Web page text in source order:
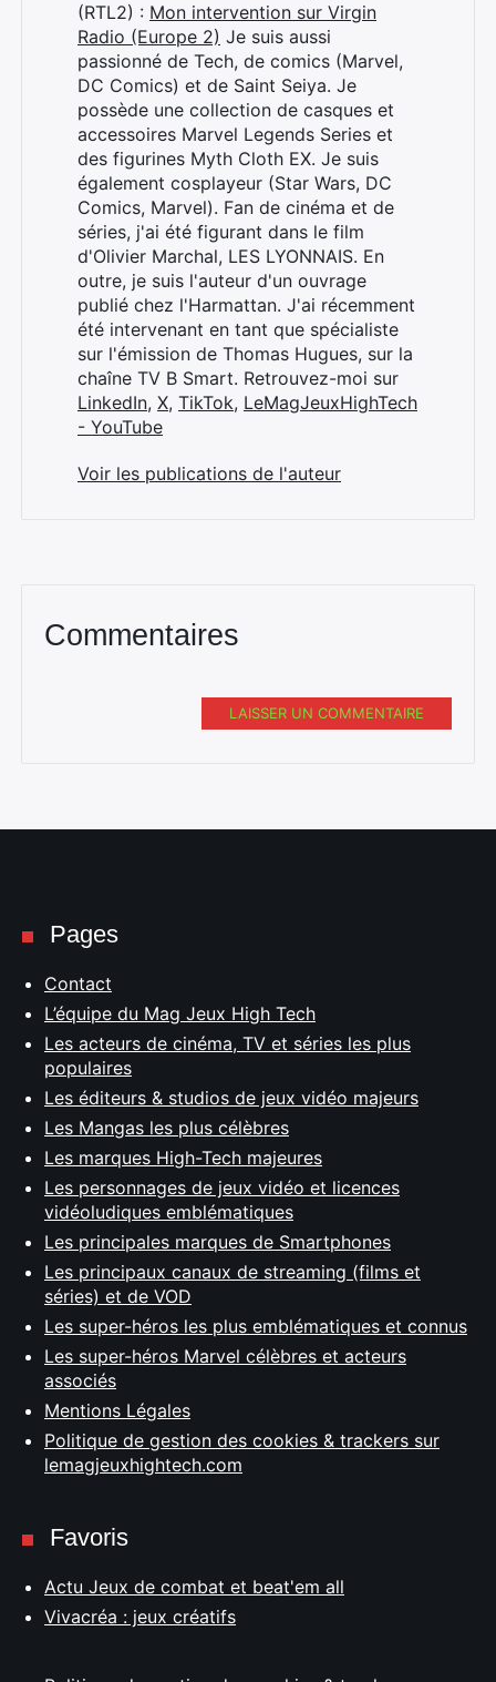
(RTL2) : Mon intervention sur Virgin
Radio (Europe 2) Je suis aussi
passionné de Tech, de comics (Marvel,
DC Comics) et de Saint Seiya. Je
possède une collection de casques et
accessoires Marvel Legends Series et
des figurines Myth Cloth EX. Je suis
également cosplayeur (Star Wars, DC
Comics, Marvel). Fan de cinéma et de
séries, j'ai été figurant dans le film
d'Olivier Marchal, LES LYONNAIS. En
outre, je suis l'auteur d'un ouvrage
publié chez l'Harmattan. J'ai récemment
été intervenant en tant que spécialiste
sur l'émission de Thomas Hugues, sur la
chaîne TV B Smart. Retrouvez-moi sur
LinkedIn, X, TikTok, LeMagJeuxHighTech
- YouTube
Voir les publications de l'auteur
Commentaires
LAISSER UN COMMENTAIRE
Pages
Contact
L’équipe du Mag Jeux High Tech
Les acteurs de cinéma, TV et séries les plus
populaires
Les éditeurs & studios de jeux vidéo majeurs
Les Mangas les plus célèbres
Les marques High-Tech majeures
Les personnages de jeux vidéo et licences
vidéoludiques emblématiques
Les principales marques de Smartphones
Les principaux canaux de streaming (films et
séries) et de VOD
Les super-héros les plus emblématiques et connus
Les super-héros Marvel célèbres et acteurs
associés
Mentions Légales
Politique de gestion des cookies & trackers sur
lemagjeuxhightech.com
Favoris
Actu Jeux de combat et beat'em all
Vivacréa : jeux créatifs